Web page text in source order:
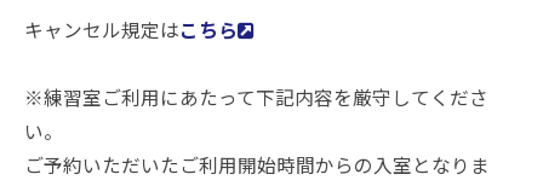
キャンセル規定はこちら
※練習室ご利用にあたって下記内容を厳守してくださ
い。
ご予約いただいたご利用開始時間からの入室となりま